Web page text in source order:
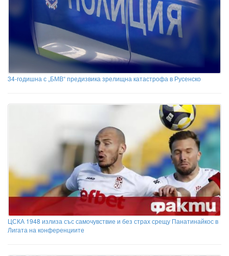
34-годишна с „БМВ“ предизвика зрелищна катастрофа в Русенско
ЦСКА 1948 излиза със самочувствие и без страх срещу Панатинайкос в
Лигата на конференциите